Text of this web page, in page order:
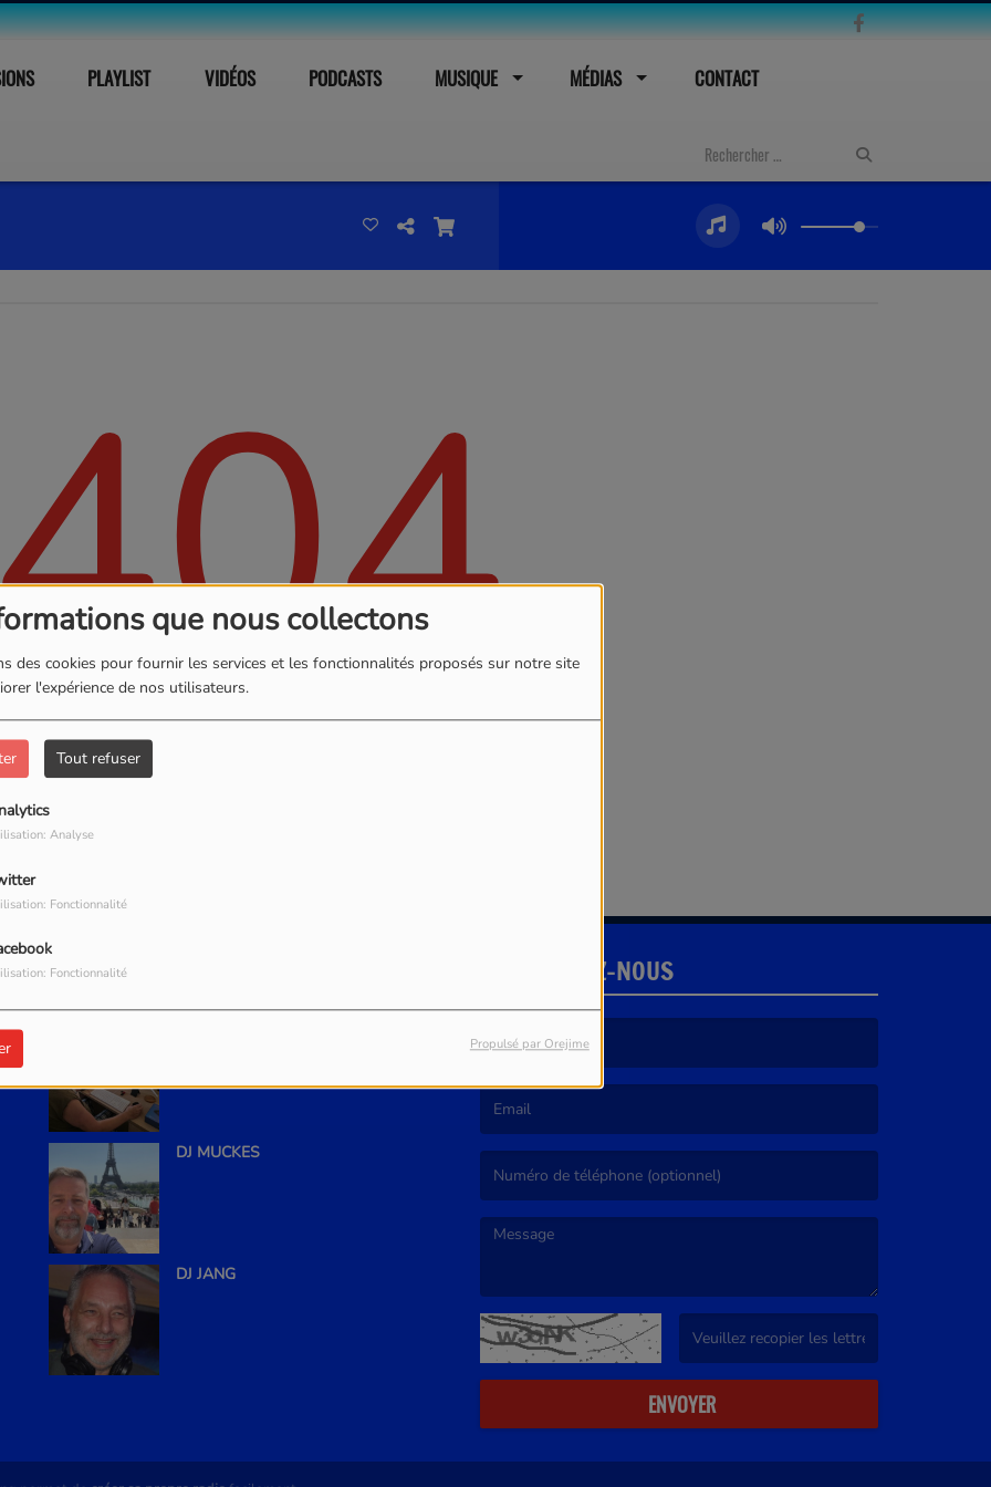
que nous collectons
des cookies pour fournir les services et les fonctionnalités proposés sur notre site
l'expérience de nos utilisateurs.
Tout refuser
Analyse
Fonctionnalité
Fonctionnalité
Propulsé par Orejime
PLAYLIST VIDÉOS PODCASTS MUSIQUE MÉDIAS CONTACT
vous avez rencontré une erreur.
Il semble que la page que vous recherchez n’existe plus.
EQUIPE
DJ MUCKES
DJ JANG
CONTACTEZ-NOUS
ENVOYER